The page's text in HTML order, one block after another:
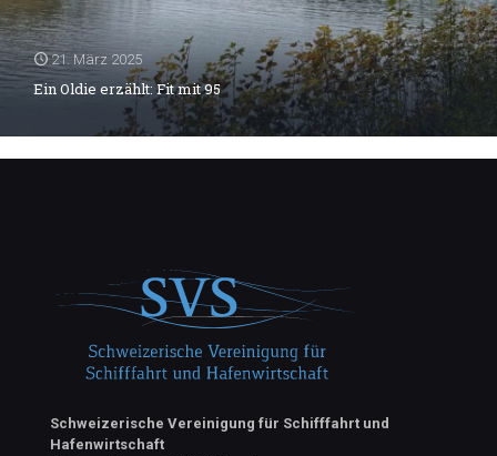
21. März 2025
Ein Oldie erzählt: Fit mit 95
Schweizerische Vereinigung für Schifffahrt und
Hafenwirtschaft